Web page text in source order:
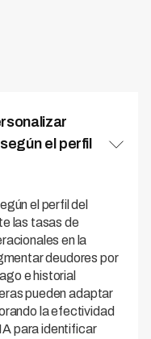
el perfil
el perfil del
las tasas de
en la
deudores por
e historial
pueden adaptar
la efectividad
para identificar